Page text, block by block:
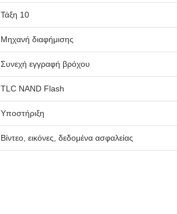
Τάξη 10
Μηχανή διαφήμισης
Συνεχή εγγραφή βρόχου
TLC NAND Flash
Υποστήριξη
Βίντεο, εικόνες, δεδομένα ασφαλείας